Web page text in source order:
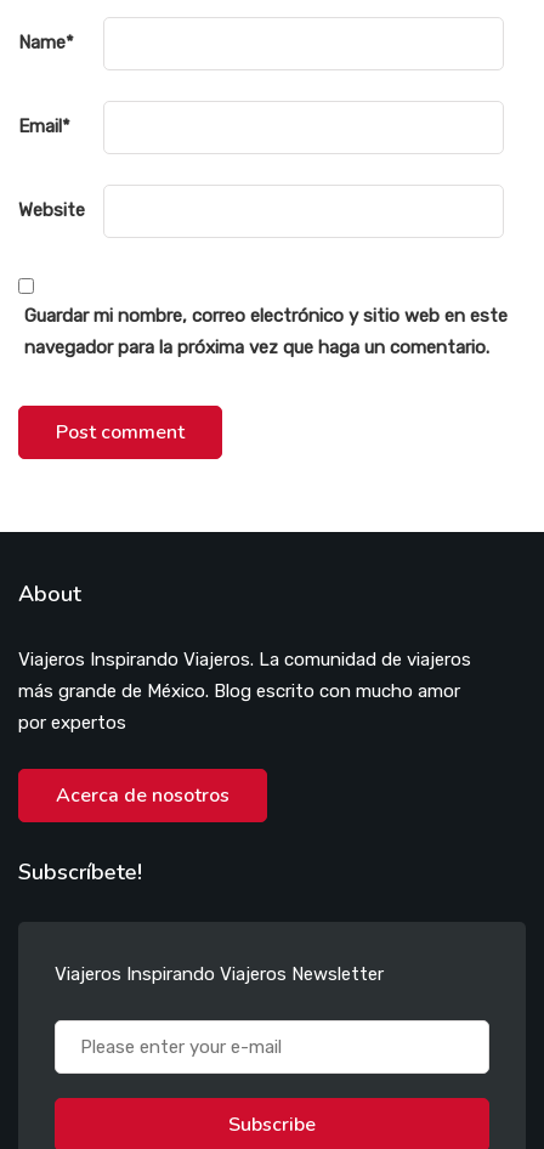
Name*
Email*
Website
Guardar mi nombre, correo electrónico y sitio web en este
navegador para la próxima vez que haga un comentario.
About
Viajeros Inspirando Viajeros. La comunidad de viajeros
más grande de México. Blog escrito con mucho amor
por expertos
Acerca de nosotros
Subscríbete!
Viajeros Inspirando Viajeros Newsletter
Subscribe